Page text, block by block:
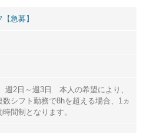
急募】
週2日～週3日 本人の希望により、
シフト勤務で8hを超える場合、1ヵ
間制となります。